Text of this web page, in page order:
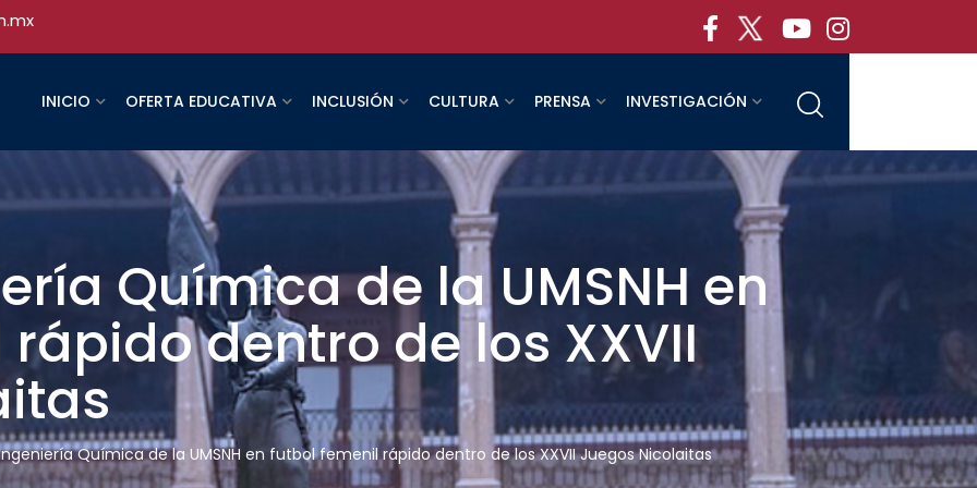
INICIO OFERTA EDUCATIVA INCLUSIÓN CULTURA PRENSA INVESTIGACIÓN
Química de la UMSNH en
dentro de los XXVII
Química de la UMSNH en futbol femenil rápido dentro de los XXVII Juegos Nicolaitas